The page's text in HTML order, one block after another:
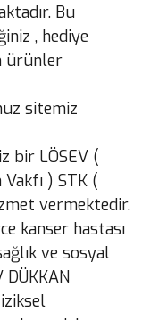
Bu
, hediye
ürünler
sitemiz
bir LÖSEV (
) STK (
vermektedir.
kanser hastası
ve sosyal